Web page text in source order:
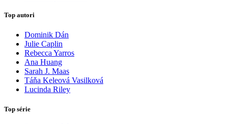
Top autori
Dominik Dán
Julie Caplin
Rebecca Yarros
Ana Huang
Sarah J. Maas
Táňa Keleová Vasilková
Lucinda Riley
Top série